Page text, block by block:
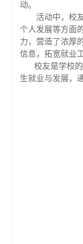
动。
活动中，校
个人发展等方面
力，营造了浓厚
信息， 拓宽就业
校友是学校
生就业与发展，